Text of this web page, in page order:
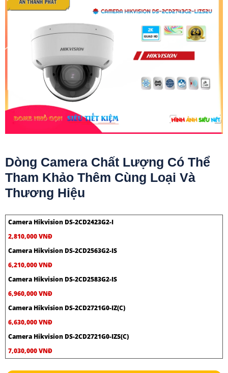
Dòng Camera Chất Lượng Có Thể
Tham Khảo Thêm Cùng Loại Và
Thương Hiệu
Camera Hikvision DS-2CD2423G2-I
2,810,000 VNĐ
Camera Hikvision DS-2CD2563G2-IS
6,210,000 VNĐ
Camera Hikvision DS-2CD2583G2-IS
6,960,000 VNĐ
Camera Hikvision DS-2CD2721G0-IZ(C)
6,630,000 VNĐ
Camera Hikvision DS-2CD2721G0-IZS(C)
7,030,000 VNĐ